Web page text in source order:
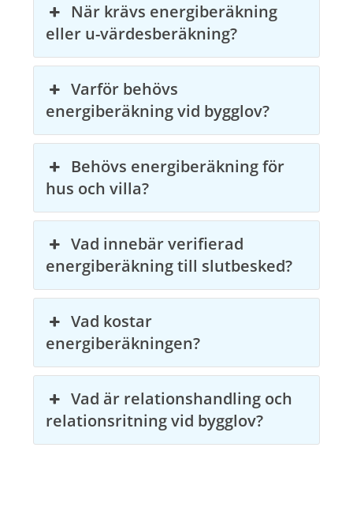
När krävs energiberäkning
eller u-värdesberäkning?
Varför behövs
energiberäkning vid bygglov?
Behövs energiberäkning för
hus och villa?
Vad innebär verifierad
energiberäkning till slutbesked?
Vad kostar
energiberäkningen?
Vad är relationshandling och
relationsritning vid bygglov?